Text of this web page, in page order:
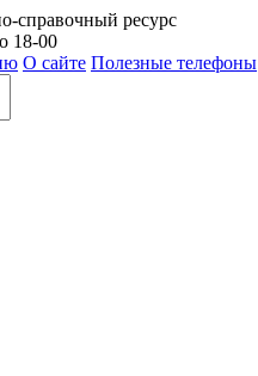
справочный ресурс
18-00
О сайте Полезные телефоны